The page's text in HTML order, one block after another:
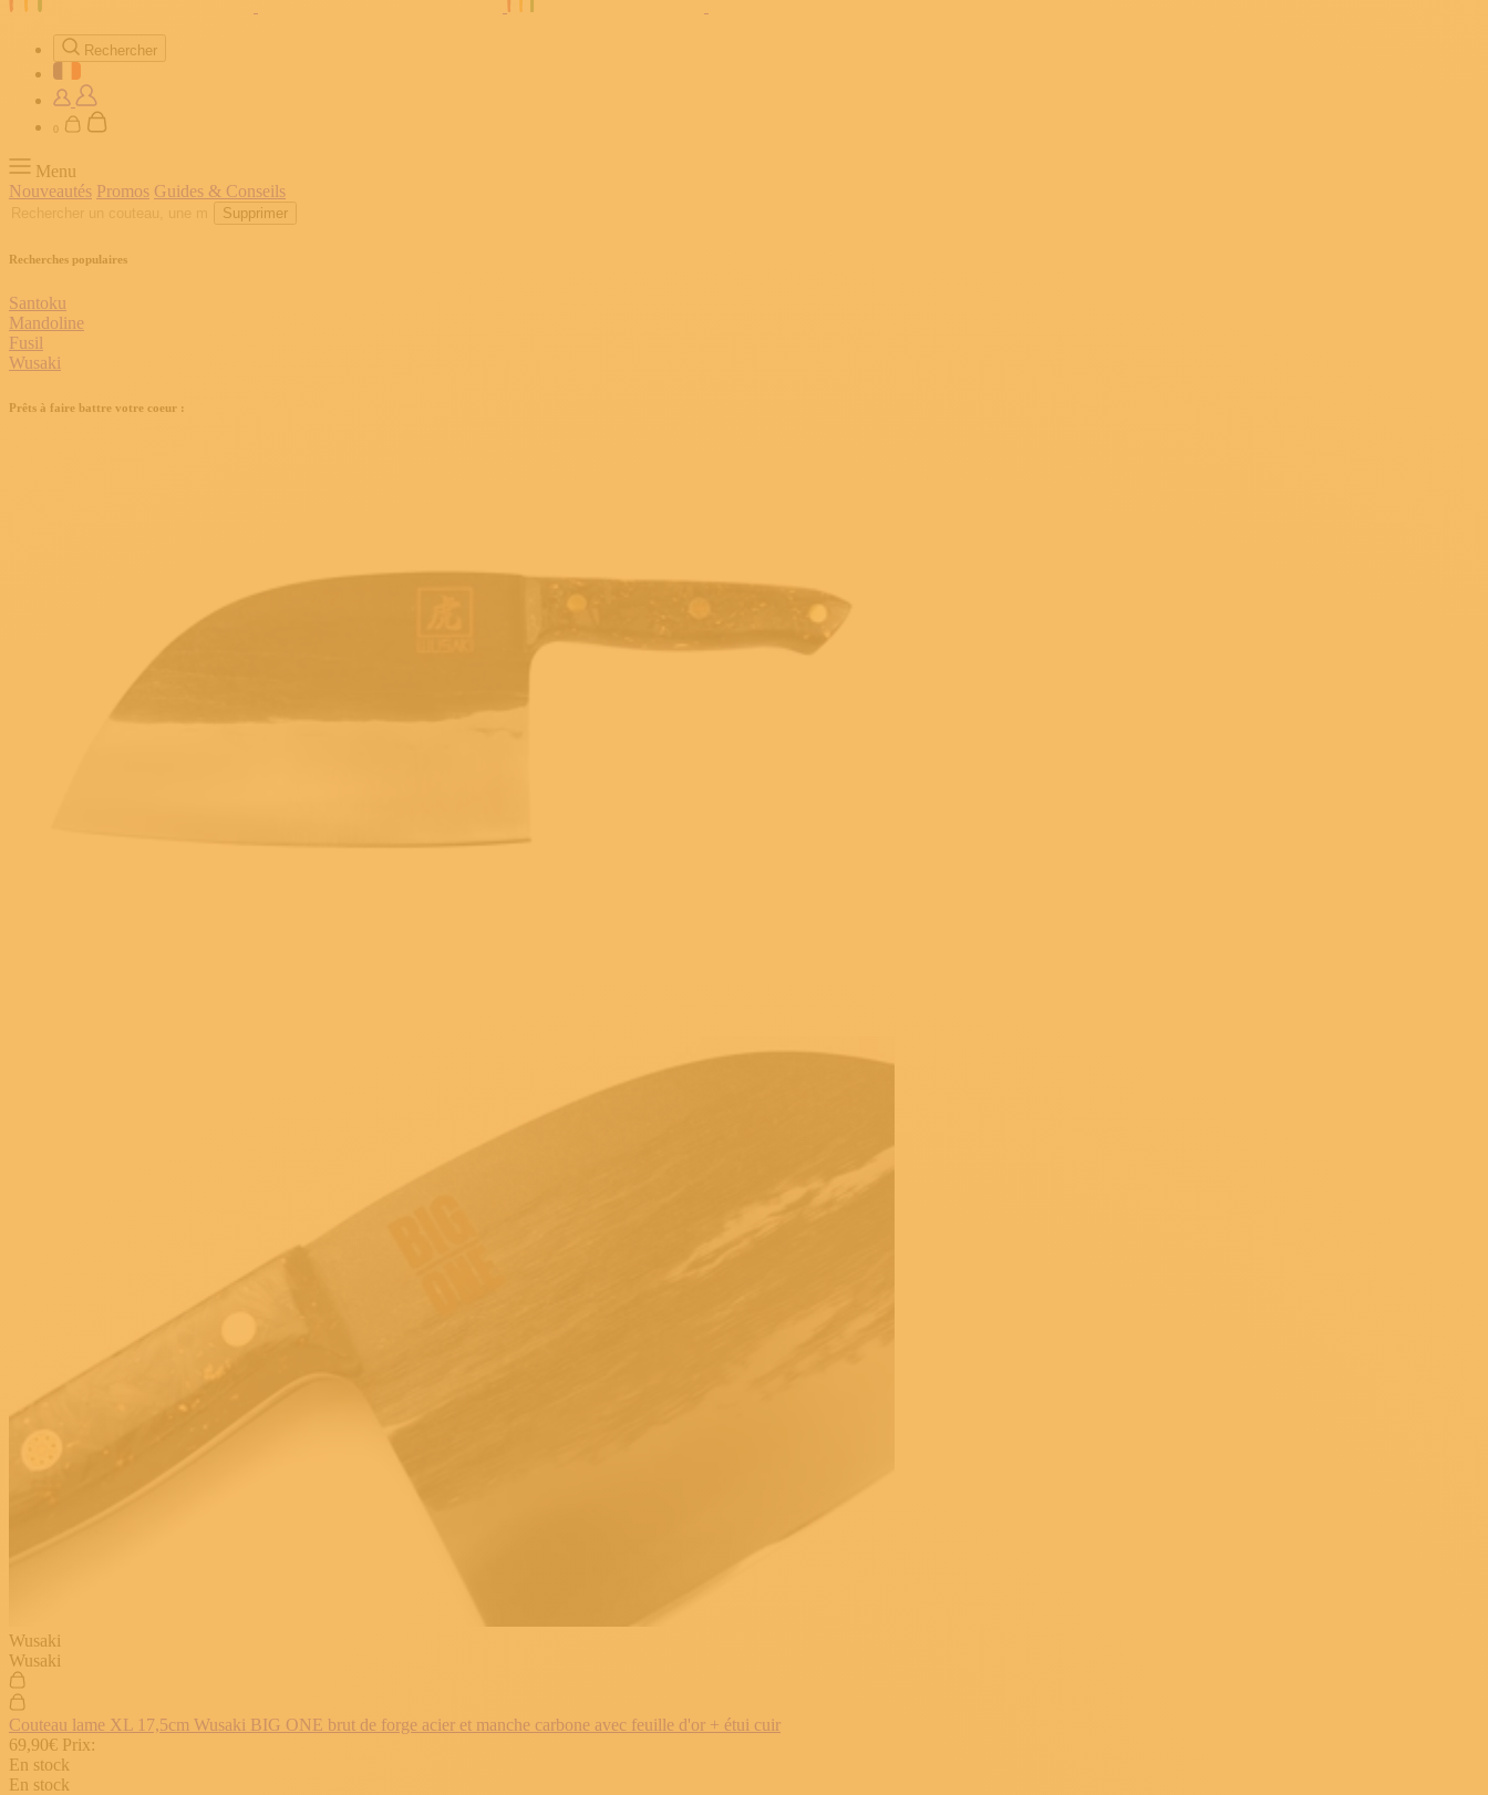
Rechercher
0
Menu
Nouveautés Promos Guides & Conseils
Supprimer
Recherches populaires
Santoku
Mandoline
Fusil
Wusaki
Prêts à faire battre votre coeur :
Wusaki
Wusaki
Couteau lame XL 17,5cm Wusaki BIG ONE brut de forge acier et manche carbone avec feuille d'or + étui cuir
69,90€ Prix:
En stock
En stock